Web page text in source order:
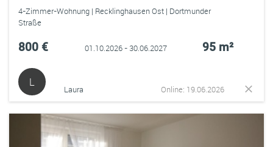
4-Zimmer-Wohnung | Recklinghausen Ost | Dortmunder
Straße
800 € 01.10.2026 - 30.06.2027 95 m²
L
Laura Online: 19.06.2026